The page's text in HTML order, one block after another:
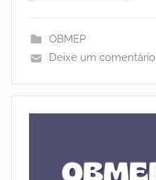
OBMEP
Deixe um comentário